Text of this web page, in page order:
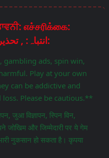
எச்சரிக்கை:
హెచ్చరిక: ಎಚ್ಚರಿಕೆ: সতর্কতা: انتباہ: , تحذير:
ads, spin win,
Play at your own
can be addictive and
Please be cautious.**
जुआ विज्ञापन, स्पिन विन,
जोखिम और जिम्मेदारी पर ये गेम
नुकसान हो सकता है। कृपया